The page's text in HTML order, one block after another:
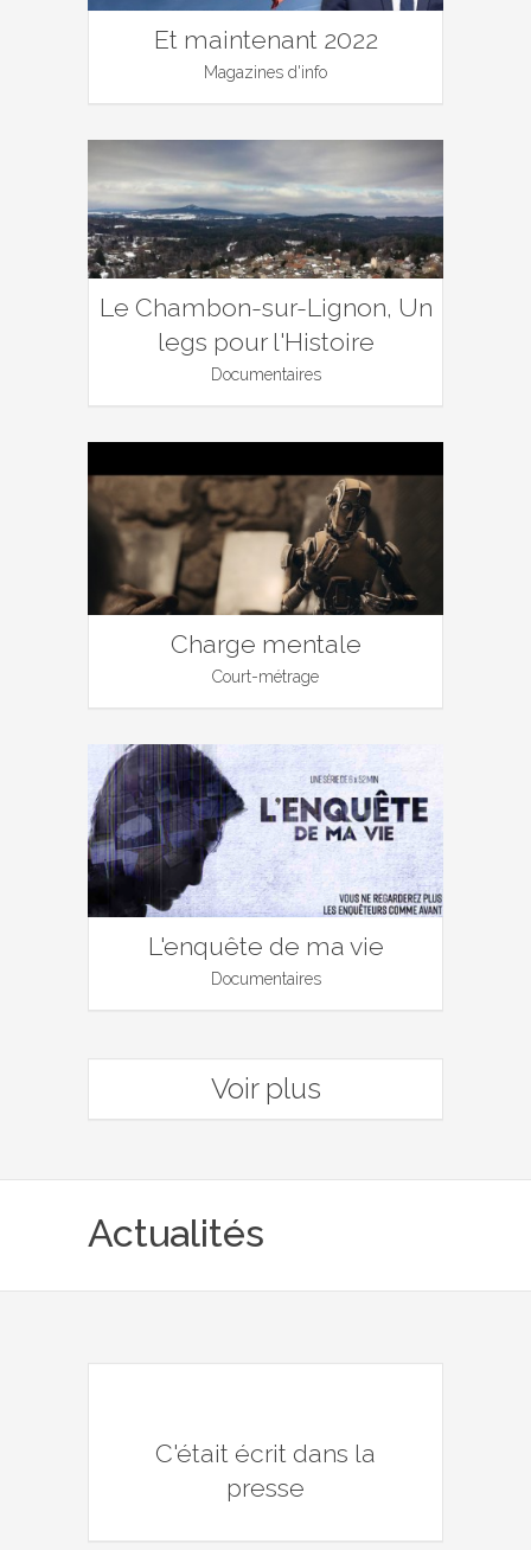
Et maintenant 2022
Magazines d'info
Le Chambon-sur-Lignon, Un
legs pour l'Histoire
Documentaires
Charge mentale
Court-métrage
L'enquête de ma vie
Documentaires
Voir plus
Actualités
C'était écrit dans la
presse